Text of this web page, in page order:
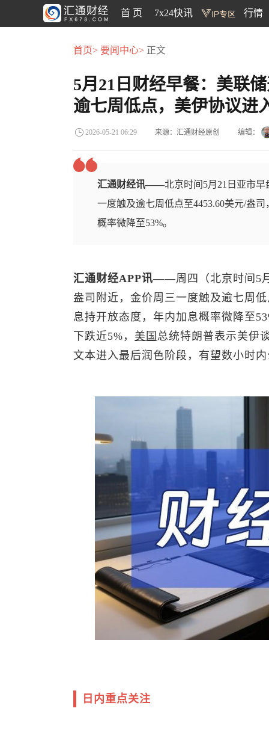
首 页 7x24快讯 行情
首页> 要闻中心> 正文
5月21日财经早餐：美联
逾七周低点，美伊协议进
2026-05-21 06:29 来源：汇通财经原创 编辑：
汇通财经讯——北京时间5月21日亚市
一度触及逾七周低点至4453.60美元/盎
概率微降至53%。
汇通财经APP讯——周四（北京时间5
盎司附近，金价周三一度触及逾七周
息持开放态度，年内加息概率微降至
下跌近5%， 美国 总统特朗普表示美伊
文本进入最后润色阶段，有望数小时
日内重点关注